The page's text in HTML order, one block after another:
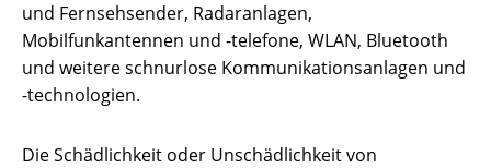
und Fernsehsender, Radaranlagen,
Mobilfunkantennen und -telefone, WLAN, Bluetooth
und weitere schnurlose Kommunikationsanlagen und
-technologien.
Die Schädlichkeit oder Unschädlichkeit von